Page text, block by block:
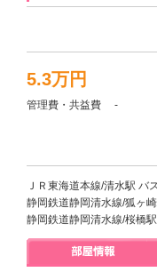
5.3万円
管理費・共益費 -
ＪＲ東海道本線/清水駅 バ
静岡鉄道静岡清水線/狐ヶ
静岡鉄道静岡清水線/桜橋